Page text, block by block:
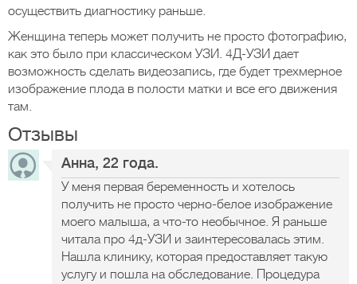
осуществить диагностику раньше.
Женщина теперь может получить не просто фотографию,
как это было при классическом УЗИ. 4Д-УЗИ дает
возможность сделать видеозапись, где будет трехмерное
изображение плода в полости матки и все его движения
там.
Отзывы
Анна, 22 года.
У меня первая беременность и хотелось
получить не просто черно-белое изображение
моего малыша, а что-то необычное. Я раньше
читала про 4д-УЗИ и заинтересовалась этим.
Нашла клинику, которая предоставляет такую
услугу и пошла на обследование. Процедура